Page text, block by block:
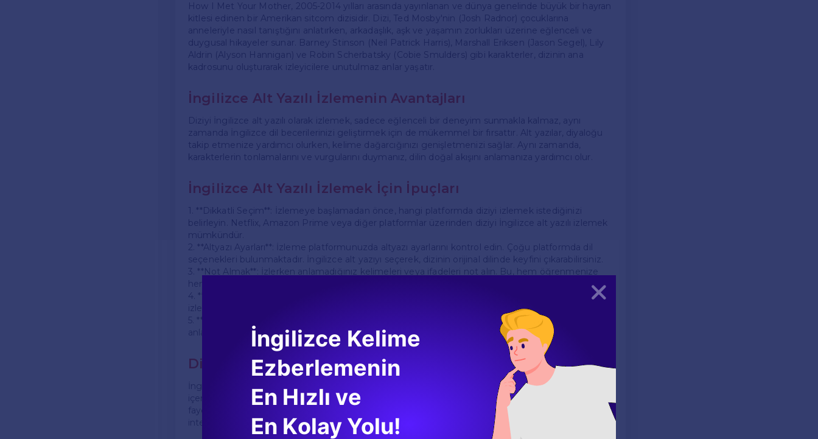
How I Met Your Mother, 2005-2014 yılları arasında yayınlanan ve dünya genelinde büyük bir hayran
kitlesi edinen bir Amerikan sitcom dizisidir. Dizi, Ted Mosby'nin (Josh Radnor) çocuklarına
anneleriyle nasıl tanıştığını anlatırken, arkadaşlık, aşk ve yaşamın zorlukları üzerine eğlenceli ve
duygusal hikayeler sunar. Barney Stinson (Neil Patrick Harris), Marshall Eriksen (Jason Segel), Lily
Aldrin (Alyson Hannigan) ve Robin Scherbatsky (Cobie Smulders) gibi karakterler, dizinin ana
kadrosunu oluşturarak izleyicilere unutulmaz anlar yaşatır.
İngilizce Alt Yazılı İzlemenin Avantajları
Diziyi İngilizce alt yazılı olarak izlemek, sadece eğlenceli bir deneyim sunmakla kalmaz, aynı
zamanda İngilizce dil becerilerinizi geliştirmek için de mükemmel bir fırsattır. Alt yazılar, diyaloğu
takip etmenize yardımcı olurken, kelime dağarcığınızı genişletmenizi sağlar. Aynı zamanda,
karakterlerin tonlamalarını ve vurgularını duymanız, dilin doğal akışını anlamanıza yardımcı olur.
İngilizce Alt Yazılı İzlemek İçin İpuçları
1. **Dikkatli Seçim**: İzlemeye başlamadan önce, hangi platformda diziyi izlemek istediğinizi
belirleyin. Netflix, Amazon Prime veya diğer platformlar üzerinden diziyi İngilizce alt yazılı izlemek
mümkündür.
2. **Altyazı Ayarları**: İzleme platformunuzda altyazı ayarlarını kontrol edin. Çoğu platformda dil
seçenekleri bulunmaktadır. İngilizce alt yazıyı seçerek, dizinin orijinal dilinde keyfini çıkarabilirsiniz.
3. **Not Almak**: İzlerken anlamadığınız kelimeleri veya ifadeleri not alın. Bu, hem öğrenmenize
hem de tekrar izlemenizde daha fazla bilgi sahibi olmanıza yardımcı olur.
4. **Tekrar İzleme**: Belirli bölümleri tekrar izlemek, özellikle dil öğreniminde oldukça etkilidir. İlk
izleyişte anlamadığınız yerleri, alt yazılarla birlikte tekrar gözden geçirebilirsiniz.
5. **Duygusal Bağlantı Kurmak**: Dizi, güçlü bir hikaye anlatımına sahiptir. Karakterlerin duygusal
anlarına odaklanarak, İngilizcenizi geliştirmenin yanı sıra, dizinin tadını daha iyi çıkarabilirsiniz.
Diziyi İzlerken Karşılaşabileceğiniz Zorluklar
İngilizce alt yazılı izlerken bazı zorluklarla karşılaşabilirsiniz. Örneğin, hızlı konuşmalar veya şaka
içeren diyaloglar bazen anlaşılamayabilir. Bu durumda, duraklatmak ve alt yazıyı dikkatlice okumak
faydalı olacaktır. Ayrıca, bazı kültürel referanslar veya espriler anlaşılmayabilir. Bu tür durumlarda,
internetten araştırma yaparak veya arkadaşlarınızla tartışarak konuyu daha iyi kavrayabilirsiniz.
Kapat
İngilizce Kelime
Ezberlemenin
En Hızlı ve
En Kolay Yolu!